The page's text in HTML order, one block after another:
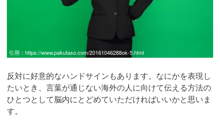
引用： https://www.pakutaso.com/20161046288ok-5.html
反対に好意的なハンドサインもあります。なにかを表現し
たいとき、言葉が通じない海外の人に向けて伝える方法の
ひとつとして脳内にとどめていただければいいかと思いま
す。